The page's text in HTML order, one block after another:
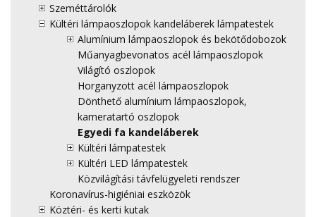
Szeméttárolók
Kültéri lámpaoszlopok kandeláberek lámpatestek
Alumínium lámpaoszlopok és bekötődobozok
Műanyagbevonatos acél lámpaoszlopok
Világító oszlopok
Horganyzott acél lámpaoszlopok
Dönthető alumínium lámpaoszlopok,
kameratartó oszlopok
Egyedi fa kandeláberek
Kültéri lámpatestek
Kültéri LED lámpatestek
Közvilágítási távfelügyeleti rendszer
Koronavírus-higiéniai eszközök
Köztéri- és kerti kutak